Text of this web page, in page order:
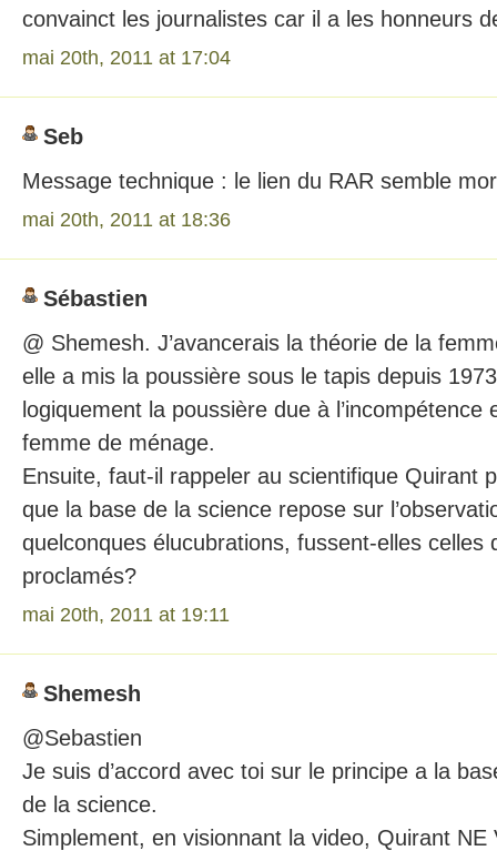
convainct les journalistes car il a les honneurs
mai 20th, 2011 at 17:04
Seb
Message technique : le lien du RAR semble
mai 20th, 2011 at 18:36
Sébastien
@ Shemesh. J’avancerais la théorie de la
elle a mis la poussière sous le tapis depuis
logiquement la poussière due à l’incompétence
femme de ménage.
Ensuite, faut-il rappeler au scientifique Quirant
que la base de la science repose sur
quelconques élucubrations, fussent-elles celles
proclamés?
mai 20th, 2011 at 19:11
Shemesh
@Sebastien
Je suis d’accord avec toi sur le principe a la
de la science.
Simplement, en visionnant la video, Quirant NE